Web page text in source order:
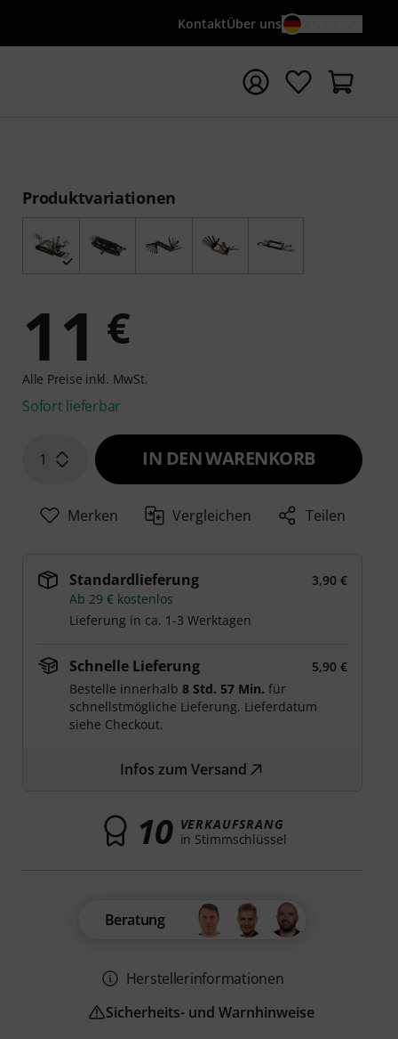
KontaktÜber uns
mit Suchwort {searchTerm} starten
Produktvariationen
11 €
Alle Preise inkl. MwSt.
Sofort lieferbar
1 IN DEN WARENKORB
Merken Vergleichen Teilen
Standardlieferung
3,90 €
Ab 29 € kostenlos
Lieferung in ca. 1-3 Werktagen
Schnelle Lieferung
5,90 €
Bestelle innerhalb8 Std. 57 Min. für
schnellstmögliche Lieferung. Lieferdatum
siehe Checkout.
Infos zum Versand
10 VERKAUFSRANG
in Stimmschlüssel
Beratung
Herstellerinformationen
Sicherheits- und Warnhinweise